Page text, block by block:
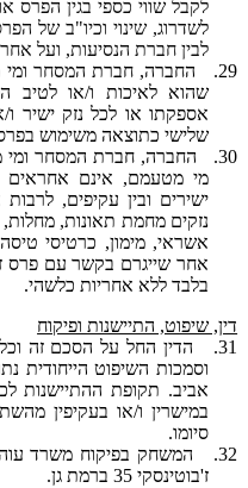
לקבל שווי כספי בגין
לשדרוג, שינוי וכיו"ב של
לבין חברת הנסיעות, ועל
29.
החברה, חברת המסחר
שהוא לאיכות ו/או לטיב
אספקתו או לכל נזק ישיר
שלישי כתוצאה משימוש בפרס
30.
החברה, חברת המסחר
מי מטעמם, אינם אחראים
ישירים ובין עקיפים,
נזקים מחמת תאונות, מחלות,
אשראי, מימון, כרטיסי
אחר שייגרם בקשר עם פרס
בלבד ללא אחריות כלשהי.
דין, שיפוט, התיישנות ופיקוח
31.
הדין החל על הסכם זה
וסמכות השיפוט הייחודית
אביב. תקופת ההתיישנות
סיומו.
32.
המשחק בפיקוח משרד
ז'בוטינסקי 35 ברמת גן.